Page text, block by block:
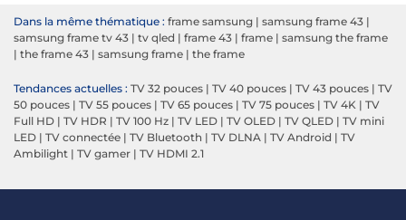
Dans la même thématique : frame samsung | samsung frame 43 |
samsung frame tv 43 | tv qled | frame 43 | frame | samsung the frame
| the frame 43 | samsung frame | the frame
Tendances actuelles : TV 32 pouces | TV 40 pouces | TV 43 pouces | TV
50 pouces | TV 55 pouces | TV 65 pouces | TV 75 pouces | TV 4K | TV
Full HD | TV HDR | TV 100 Hz | TV LED | TV OLED | TV QLED | TV mini
LED | TV connectée | TV Bluetooth | TV DLNA | TV Android | TV
Ambilight | TV gamer | TV HDMI 2.1